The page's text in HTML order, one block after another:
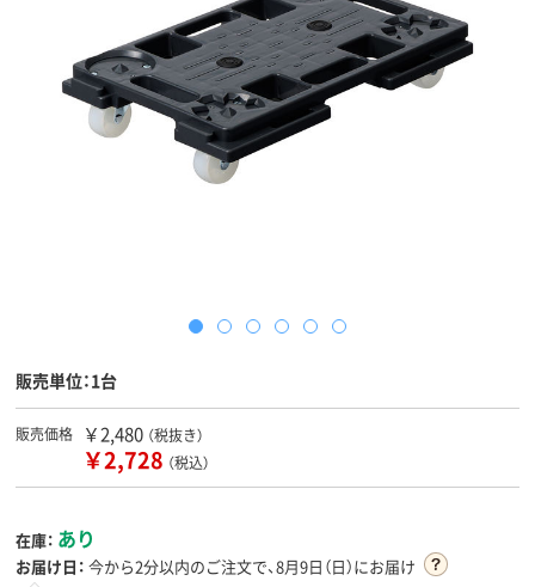
販売単位：1台
販売価格 ￥2,480 （税抜き）
￥2,728 （税込）
在庫： あり
お届け日： 今から2分以内のご注文で、8月9日（日）にお届け